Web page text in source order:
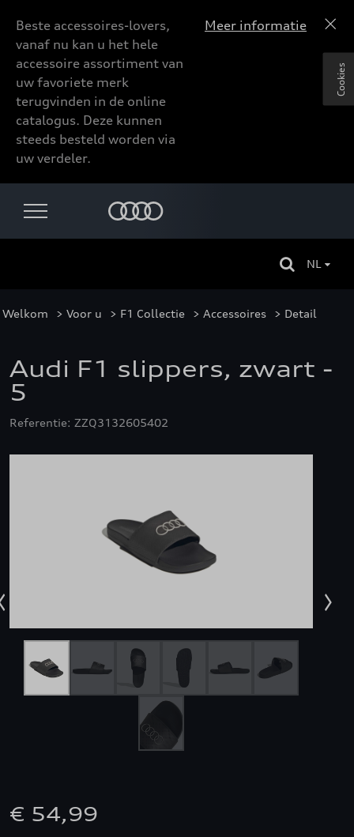
Beste accessoires-lovers,
vanaf nu kan u het hele
accessoire assortiment van
uw favoriete merk
terugvinden in de online
catalogus. Deze kunnen
steeds besteld worden via
uw verdeler.
Meer informatie
NL
Welkom > Voor u > F1 Collectie > Accessoires > Detail
Audi F1 slippers, zwart -
5
Referentie: ZZQ3132605402
€ 54,99
Cookies